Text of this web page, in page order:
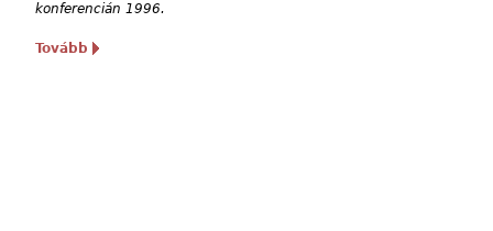
konferencián 1996.
Tovább